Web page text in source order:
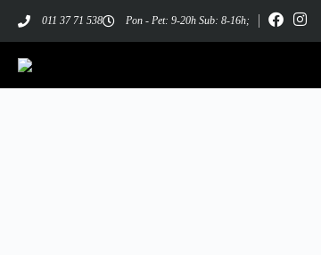
011 37 71 538 Pon - Pet: 9-20h Sub: 8-16h;